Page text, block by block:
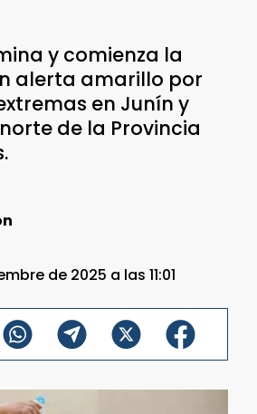
y comienza la
alerta amarillo por
en Junín y
de la Provincia
de 2025 a las 11:01